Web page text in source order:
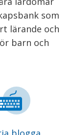
som
lärande och
barn och